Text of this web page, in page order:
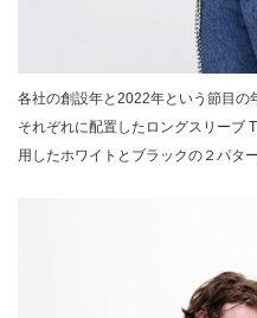
各社の創設年と2022年という節目の
それぞれに配置したロングスリーブ
用したホワイトとブラックの２パタ